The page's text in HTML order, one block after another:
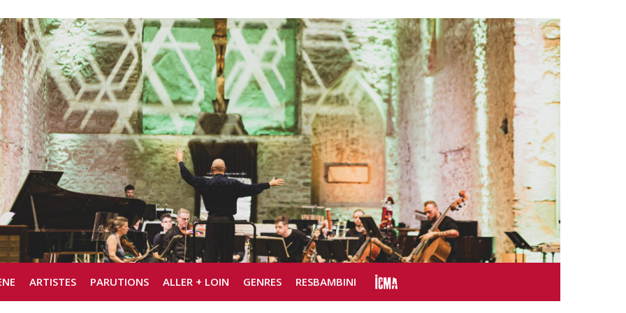
ARTISTES PARUTIONS ALLER + LOIN GENRES RESBAMBINI